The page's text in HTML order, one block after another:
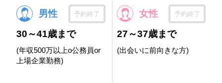
男性 予約終了
30～41歳まで
(年収500万以上o公務員or
上場企業勤務)
女性 予約終了
27～37歳まで
(出会いに前向きな方)